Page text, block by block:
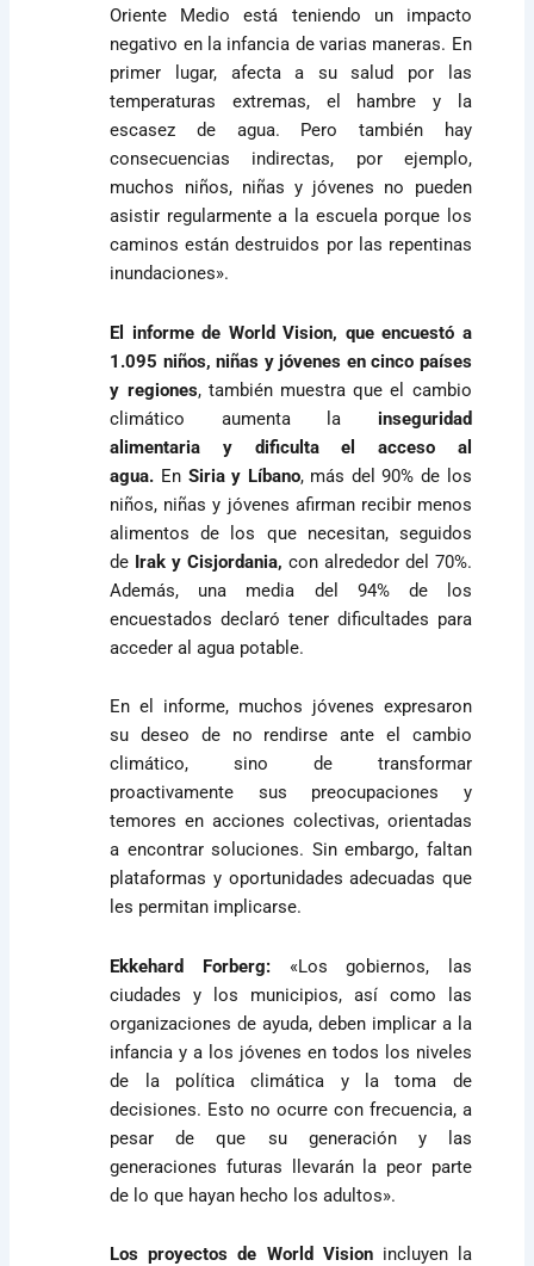
Oriente Medio está teniendo un impacto
negativo en la infancia de varias maneras. En
primer lugar, afecta a su salud por las
temperaturas extremas, el hambre y la
escasez de agua. Pero también hay
consecuencias indirectas, por ejemplo,
muchos niños, niñas y jóvenes no pueden
asistir regularmente a la escuela porque los
caminos están destruidos por las repentinas
inundaciones».
El informe de World Vision, que encuestó a
1.095 niños, niñas y jóvenes en cinco países
y regiones, también muestra que el cambio
climático aumenta la inseguridad
alimentaria y dificulta el acceso al
agua. En Siria y Líbano, más del 90% de los
niños, niñas y jóvenes afirman recibir menos
alimentos de los que necesitan, seguidos
de Irak y Cisjordania, con alrededor del 70%.
Además, una media del 94% de los
encuestados declaró tener dificultades para
acceder al agua potable.
En el informe, muchos jóvenes expresaron
su deseo de no rendirse ante el cambio
climático, sino de transformar
proactivamente sus preocupaciones y
temores en acciones colectivas, orientadas
a encontrar soluciones. Sin embargo, faltan
plataformas y oportunidades adecuadas que
les permitan implicarse.
Ekkehard Forberg:«Los gobiernos, las
ciudades y los municipios, así como las
organizaciones de ayuda, deben implicar a la
infancia y a los jóvenes en todos los niveles
de la política climática y la toma de
decisiones. Esto no ocurre con frecuencia, a
pesar de que su generación y las
generaciones futuras llevarán la peor parte
de lo que hayan hecho los adultos».
Los proyectos de World Vision incluyen la